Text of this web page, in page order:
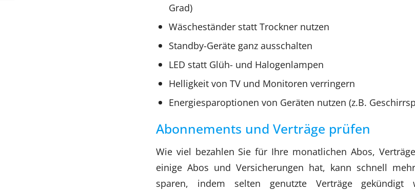
Grad)
Wäscheständer statt Trockner nutzen
Standby-Geräte ganz ausschalten
LED statt Glüh- und Halogenlampen
Helligkeit von TV und Monitoren verringern
Energiesparoptionen von Geräten nutzen (z.B.
Abonnements und Verträge prüfen
Wie viel bezahlen Sie für Ihre monatlichen Abos,
einige Abos und Versicherungen hat, kann schnell
sparen, indem selten genutzte Verträge gekündigt